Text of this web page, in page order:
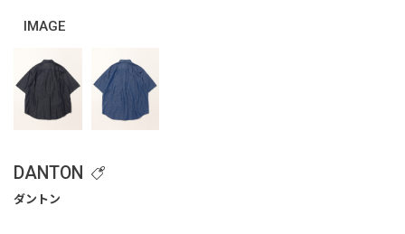
IMAGE
DANTON